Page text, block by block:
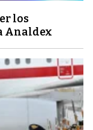
los
Analdex